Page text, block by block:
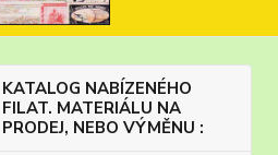
KATALOG NABÍZENÉHO
FILAT. MATERIÁLU NA
PRODEJ, NEBO VÝMĚNU :